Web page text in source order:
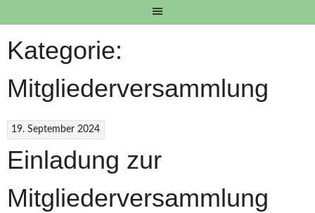
Kategorie:
Mitgliederversammlung
19. September 2024
Einladung zur
Mitgliederversammlung